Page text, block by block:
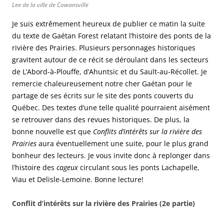
Lee de la ville de Cowansville
Je suis extrêmement heureux de publier ce matin la suite
du texte de Gaétan Forest relatant l’histoire des ponts de la
rivière des Prairies. Plusieurs personnages historiques
gravitent autour de ce récit se déroulant dans les secteurs
de L’Abord-à-Plouffe, d’Ahuntsic et du Sault-au-Récollet. Je
remercie chaleureusement notre cher Gaétan pour le
partage de ses écrits sur le site des ponts couverts du
Québec. Des textes d’une telle qualité pourraient aisément
se retrouver dans des revues historiques. De plus, la
bonne nouvelle est que Conflits d’intérêts sur la rivière des
Prairies aura éventuellement une suite, pour le plus grand
bonheur des lecteurs. Je vous invite donc à replonger dans
l’histoire des cageux circulant sous les ponts Lachapelle,
Viau et Delisle-Lemoine. Bonne lecture!
Conflit d’intérêts sur la rivière des Prairies (2e partie)